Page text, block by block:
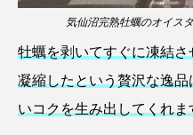
グラミー グルクン
ケープペンギン ゲ
気仙沼完熟牡蠣のオイス
牡蠣を剥いてすぐに凍結
凝縮したという贅沢な逸
いコクを生み出してくれま